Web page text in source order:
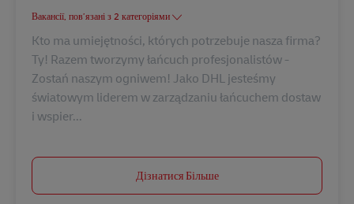
Вакансії, пов’язані з 2 категоріями
Kto ma umiejętności, których potrzebuje nasza firma?
Ty! Razem tworzymy łańcuch profesjonalistów -
Zostań naszym ogniwem! Jako DHL jesteśmy
światowym liderem w zarządzaniu łańcuchem dostaw
i wspier...
Дізнатися Більше